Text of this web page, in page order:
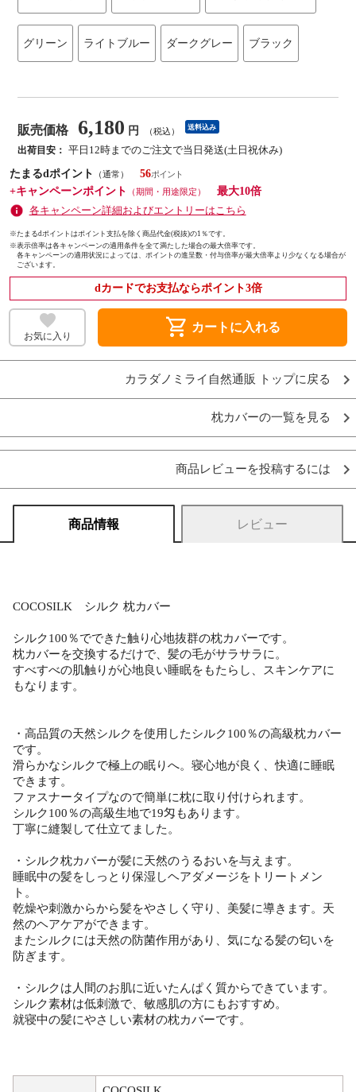
グリーン ライトブルー ダークグレー ブラック
販売価格 6,180 円 （税込） 送料込み
出荷目安： 平日12時までのご注文で当日発送(土日祝休み)
たまるdポイント
（通常）
56
+キャンペーンポイント
（期間・用途限定）
最大10倍
各キャンペーン詳細およびエントリーはこちら
※たまるdポイントはポイント支払を除く商品代金(税抜)の1％です。
※表示倍率は各キャンペーンの適用条件を全て満たした場合の最大倍率です。
各キャンペーンの適用状況によっては、ポイントの進呈数・付与倍率が最大倍率より少なくなる場合が
ございます。
dカードでお支払ならポイント3倍
お気に入り shopping_cart カートに入れる
カラダノミライ自然通販 トップに戻る
枕カバーの一覧を見る
商品レビューを投稿するには
商品情報 レビュー
COCOSILK シルク 枕カバー
シルク100％でできた触り心地抜群の枕カバーです。
枕カバーを交換するだけで、髪の毛がサラサラに。
すべすべの肌触りが心地良い睡眠をもたらし、スキンケアに
もなります。
・高品質の天然シルクを使用したシルク100％の高級枕カバー
です。
滑らかなシルクで極上の眠りへ。寝心地が良く、快適に睡眠
できます。
ファスナータイプなので簡単に枕に取り付けられます。
シルク100％の高級生地で19匁もあります。
丁寧に縫製して仕立てました。
・シルク枕カバーが髪に天然のうるおいを与えます。
睡眠中の髪をしっとり保湿しヘアダメージをトリートメン
ト。
乾燥や刺激からから髪をやさしく守り、美髪に導きます。天
然のヘアケアができます。
またシルクには天然の防菌作用があり、気になる髪の匂いを
防ぎます。
・シルクは人間のお肌に近いたんぱく質からできています。
シルク素材は低刺激で、敏感肌の方にもおすすめ。
就寝中の髪にやさしい素材の枕カバーです。